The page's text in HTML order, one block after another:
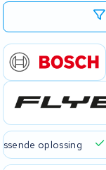
oplossing